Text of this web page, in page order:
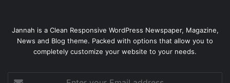
Jannah is a Clean Responsive WordPress Newspaper, Magazine,
News and Blog theme. Packed with options that allow you to
completely customize your website to your needs.